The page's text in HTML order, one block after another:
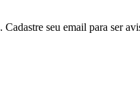
seu email para ser